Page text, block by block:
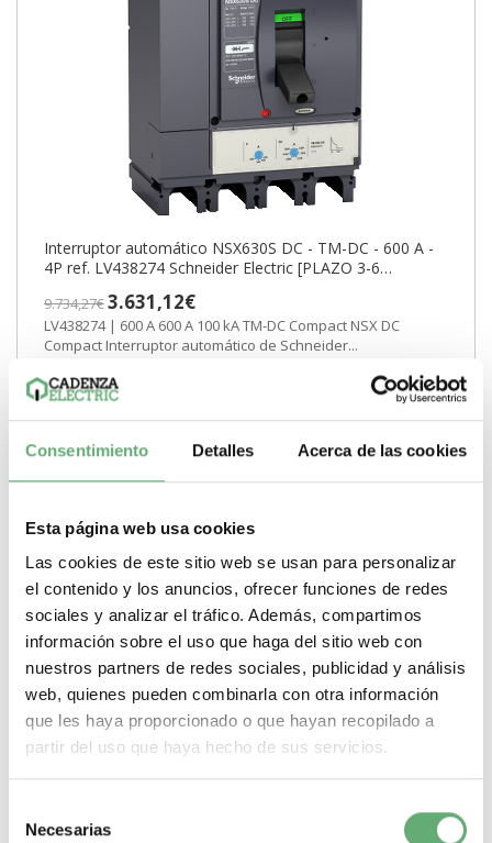
Consentimiento Detalles Acerca de las cookies
Esta página web usa cookies
Las cookies de este sitio web se usan para personalizar
el contenido y los anuncios, ofrecer funciones de redes
sociales y analizar el tráfico. Además, compartimos
información sobre el uso que haga del sitio web con
nuestros partners de redes sociales, publicidad y análisis
web, quienes pueden combinarla con otra información
que les haya proporcionado o que hayan recopilado a
partir del uso que haya hecho de sus servicios.
Necesarias
Interruptor automático NSX630S DC - TM-DC - 600 A -
4P ref. LV438274 Schneider Electric [PLAZO 3-6
9.734,27€3.631,12€
LV438274 | 600 A 600 A 100 kA TM-DC Compact NSX DC
Compact Interruptor automático de Schneider...
Poder de Corte
Tipo de producto o
componente
Calibre de la unidad de
disparo
Unidad de control TM-DC